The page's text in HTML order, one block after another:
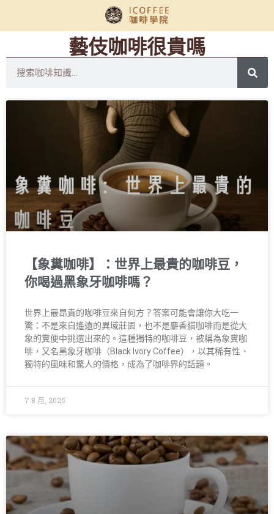
藝伎咖啡很貴嗎
【象糞咖啡】：世界上最貴的咖啡豆，
你喝過黑象牙咖啡嗎？
世界上最昂貴的咖啡豆來自何方？答案可能會讓你大吃一
驚：不是來自遙遠的異域莊園，也不是麝香貓咖啡而是從大
象的糞便中挑選出來的。這種獨特的咖啡豆，被稱為象糞咖
啡，又名黑象牙咖啡（Black Ivory Coffee），以其稀有性、
獨特的風味和驚人的價格，成為了咖啡界的話題。
7 8 月, 2025